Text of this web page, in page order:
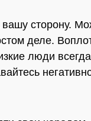
вашу сторону.
деле.
люди